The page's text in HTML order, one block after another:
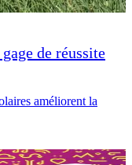
de réussite
améliorent la